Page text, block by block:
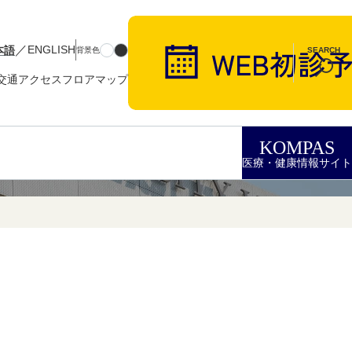
語／ENGLISH背景色
通アクセスフロアマップ
SEARCH
KOMPAS
医療・健康情報サイト